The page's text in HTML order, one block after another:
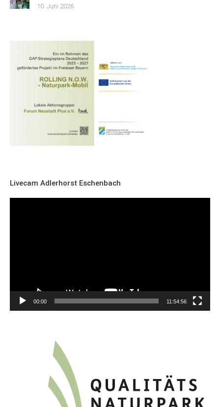
10. Juni 2026
Livecam Adlerhorst Eschenbach
00:00 11:54:56